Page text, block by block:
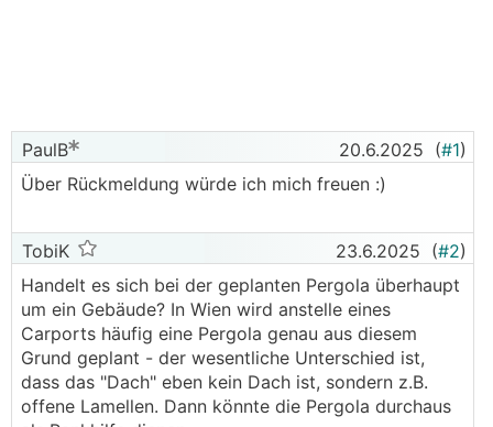
PaulB 20.6.2025 (#1)
Über Rückmeldung würde ich mich freuen :)
TobiK 23.6.2025 (#2)
Handelt es sich bei der geplanten Pergola überhaupt
um ein Gebäude? In Wien wird anstelle eines
Carports häufig eine Pergola genau aus diesem
Grund geplant - der wesentliche Unterschied ist,
dass das "Dach" eben kein Dach ist, sondern z.B.
offene Lamellen. Dann könnte die Pergola durchaus